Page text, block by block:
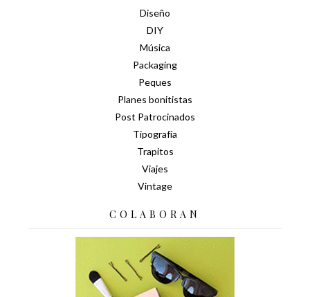
Diseño
DIY
Música
Packaging
Peques
Planes bonitistas
Post Patrocinados
Tipografía
Trapitos
Viajes
Vintage
COLABORAN